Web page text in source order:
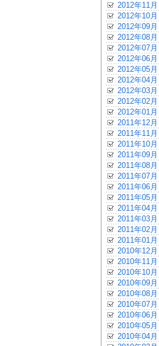
2012年11月
2012年10月
2012年09月
2012年08月
2012年07月
2012年06月
2012年05月
2012年04月
2012年03月
2012年02月
2012年01月
2011年12月
2011年11月
2011年10月
2011年09月
2011年08月
2011年07月
2011年06月
2011年05月
2011年04月
2011年03月
2011年02月
2011年01月
2010年12月
2010年11月
2010年10月
2010年09月
2010年08月
2010年07月
2010年06月
2010年05月
2010年04月